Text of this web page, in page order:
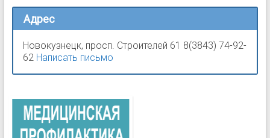
Адрес
Новокузнецк, просп. Строителей 61 8(3843) 74-92-
62 Написать письмо